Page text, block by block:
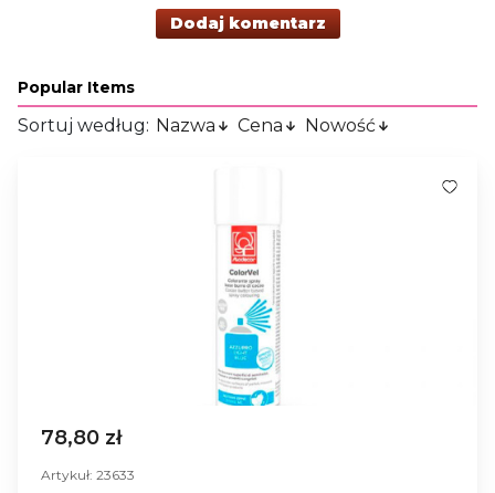
Dodaj komentarz
Popular Items
Sortuj według: Nazwa Cena Nowość
78,80 zł
Artykuł: 23633